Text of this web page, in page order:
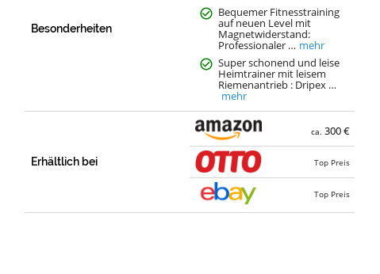
Besonderheiten
Bequemer Fitnesstraining
auf neuen Level mit
Magnetwiderstand:
Professionaler … mehr
Super schonend und leise
Heimtrainer mit leisem
Riemenantrieb : Dripex …
mehr
Erhältlich bei
ca.300 €
Top Preis
Top Preis